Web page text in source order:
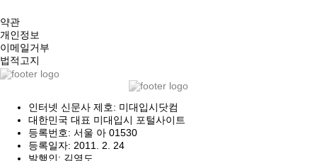
약관
개인정보
이메일거부
법적고지
인터넷 신문사 제호: 미대입시닷컴
대한민국 대표 미대입시 포털사이트
등록번호: 서울 아 01530
등록일자: 2011. 2. 24
발행인: 김영도